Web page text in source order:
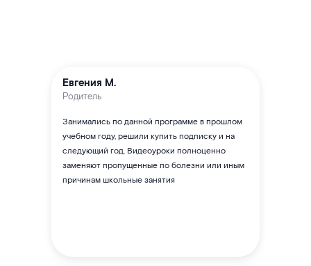
Евгения М.
Родитель
Занимались по данной программе в прошлом
учебном году, решили купить подписку и на
следующий год. Видеоуроки полноценно
заменяют пропущенные по болезни или иным
причинам школьные занятия